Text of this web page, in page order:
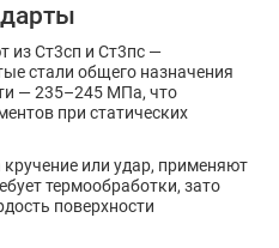
из Ст3сп и Ст3пс —
стали общего назначения
— 235–245 МПа, что
при статических
или удар, применяют
термообработки, зато
поверхности